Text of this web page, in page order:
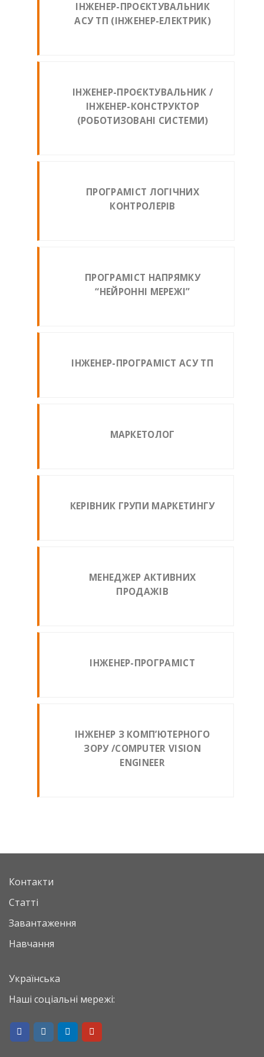
ІНЖЕНЕР-ПРОЄКТУВАЛЬНИК
АСУ ТП (ІНЖЕНЕР-ЕЛЕКТРИК)
ІНЖЕНЕР-ПРОЄКТУВАЛЬНИК /
ІНЖЕНЕР-КОНСТРУКТОР
(РОБОТИЗОВАНІ СИСТЕМИ)
ПРОГРАМІСТ ЛОГІЧНИХ
КОНТРОЛЕРІВ
ПРОГРАМІСТ НАПРЯМКУ
“НЕЙРОННІ МЕРЕЖІ”
ІНЖЕНЕР-ПРОГРАМІСТ АСУ ТП
МАРКЕТОЛОГ
КЕРІВНИК ГРУПИ МАРКЕТИНГУ
МЕНЕДЖЕР АКТИВНИХ
ПРОДАЖІВ
ІНЖЕНЕР-ПРОГРАМІСТ
ІНЖЕНЕР З КОМП’ЮТЕРНОГО
ЗОРУ /COMPUTER VISION
ENGINEER
Контакти
Статті
Завантаження
Навчання
Українська
Наші соціальні мережі: